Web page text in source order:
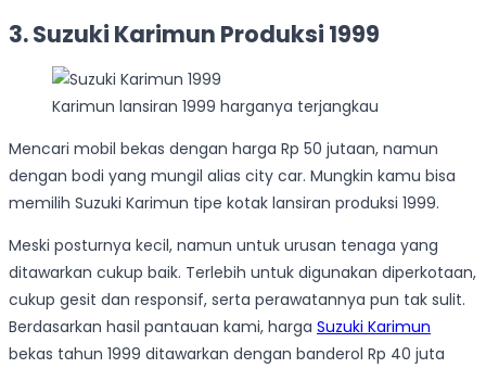
3. Suzuki Karimun Produksi 1999
Karimun lansiran 1999 harganya terjangkau
Mencari mobil bekas dengan harga Rp 50 jutaan, namun
dengan bodi yang mungil alias city car. Mungkin kamu bisa
memilih Suzuki Karimun tipe kotak lansiran produksi 1999.
Meski posturnya kecil, namun untuk urusan tenaga yang
ditawarkan cukup baik. Terlebih untuk digunakan diperkotaan,
cukup gesit dan responsif, serta perawatannya pun tak sulit.
Berdasarkan hasil pantauan kami, harga Suzuki Karimun
bekas tahun 1999 ditawarkan dengan banderol Rp 40 juta